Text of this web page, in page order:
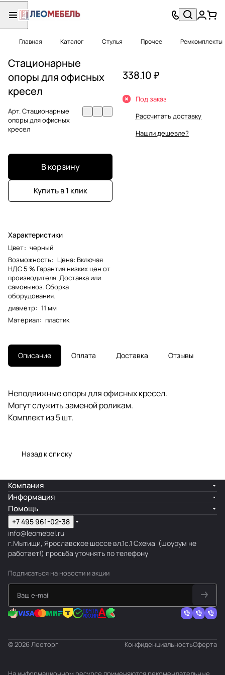
Главная Каталог Стулья Прочее Ремкомплекты
Стационарные
опоры для офисных
кресел
Арт.Стационарные
опоры для офисных
кресел
В корзину
Купить в 1 клик
Характеристики
Цвет: черный
Возможность: Цена: Включая
НДС 5 % Гарантия низких цен от
производителя. Доставка или
самовывоз. Сборка
оборудования.
диаметр: 11 мм
Материал: пластик
338.10 ₽
Под заказ
Рассчитать доставку
Нашли дешевле?
Описание Оплата Доставка Отзывы
Неподвижные опоры для офисных кресел.
Могут служить заменой роликам.
Комплект из 5 шт.
Назад к списку
Компания
Информация
Помощь
+7 495 961-02-38
info@leomebel.ru
г.Мытищи, Ярославское шоссе вл.1с.1 Схема (шоурум не
работает!) просьба уточнять по телефону
Подписаться на новости и акции
© 2026 Леоторг КонфиденциальностьОферта